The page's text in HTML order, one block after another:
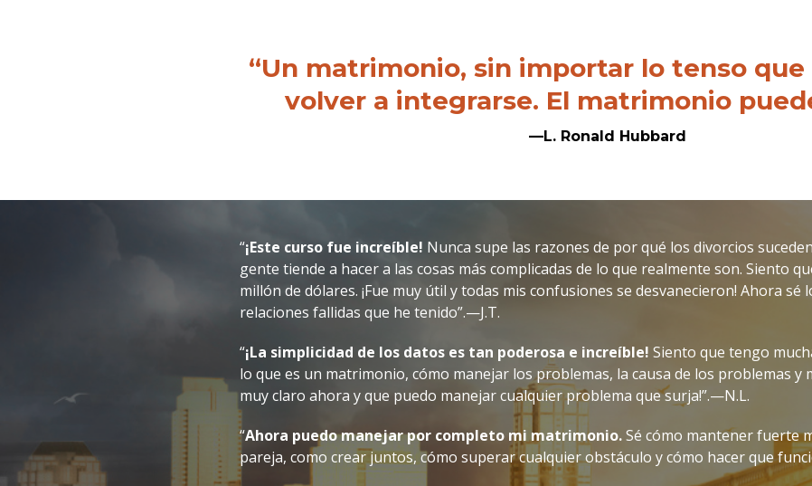
“Un matrimonio, sin importar lo tenso que
volver a integrarse. El matrimonio
—L. Ronald Hubbard
“¡Este curso fue increíble! Nunca supe las razones de por qué los divorcios
gente tiende a hacer a las cosas más complicadas de lo que realmente son. Siento
millón de dólares. ¡Fue muy útil y todas mis confusiones se desvanecieron! Ahora sé
relaciones fallidas que he tenido”.—J.T.
“¡La simplicidad de los datos es tan poderosa e increíble! Siento que tengo
lo que es un matrimonio, cómo manejar los problemas, la causa de los problemas y
muy claro ahora y que puedo manejar cualquier problema que surja!”.—N.L.
“Ahora puedo manejar por completo mi matrimonio.Sé cómo mantener fuerte
pareja, como crear juntos, cómo superar cualquier obstáculo y cómo hacer que